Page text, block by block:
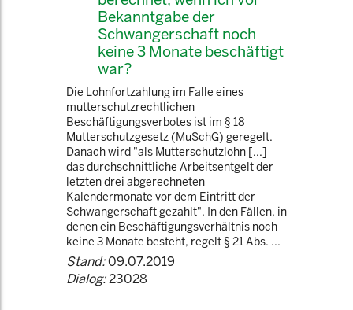
Bekanntgabe der
Schwangerschaft noch
keine 3 Monate beschäftigt
war?
Die Lohnfortzahlung im Falle eines
mutterschutzrechtlichen
Beschäftigungsverbotes ist im § 18
Mutterschutzgesetz (MuSchG) geregelt.
Danach wird "als Mutterschutzlohn [...]
das durchschnittliche Arbeitsentgelt der
letzten drei abgerechneten
Kalendermonate vor dem Eintritt der
Schwangerschaft gezahlt". In den Fällen, in
denen ein Beschäftigungsverhältnis noch
keine 3 Monate besteht, regelt § 21 Abs. ...
Stand:09.07.2019
Dialog:23028